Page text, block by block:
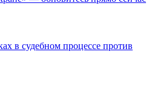
в судебном процессе против